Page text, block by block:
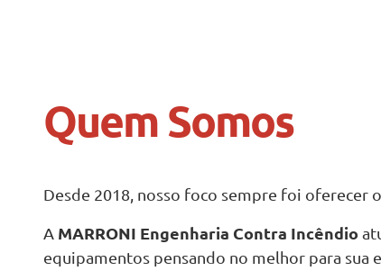
Quem Somos
Desde 2018, nosso foco sempre foi oferecer
A MARRONI Engenharia Contra Incêndio
equipamentos pensando no melhor para sua